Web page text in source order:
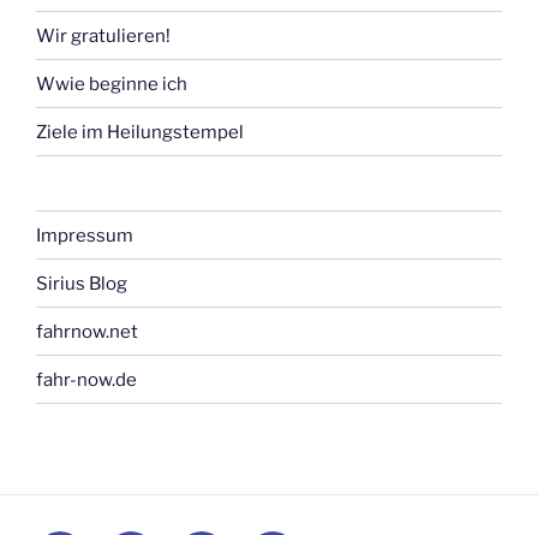
Wir gratulieren!
Wwie beginne ich
Ziele im Heilungstempel
Impressum
Sirius Blog
fahrnow.net
fahr-now.de